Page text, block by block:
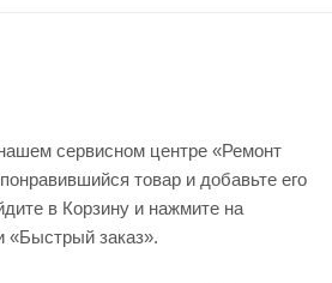
сервисном центре «Ремонт
товар и добавьте его
в Корзину и нажмите на
«Быстрый заказ».